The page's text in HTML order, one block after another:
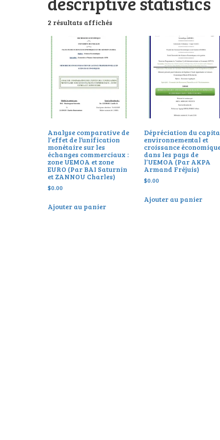
2 résultats affichés
Analyse comparative de
l’effet de l’unification
monétaire sur les
échanges commerciaux :
zone UEMOA et zone
EURO (Par BAI Saturnin
et ZANNOU Charles)
$0.00
Ajouter au panier
Dépréciation du
environnemental et
croissance
dans les pays de
l’UEMOA (Par AKPA
Armand Fréjuis)
$0.00
Ajouter au panier